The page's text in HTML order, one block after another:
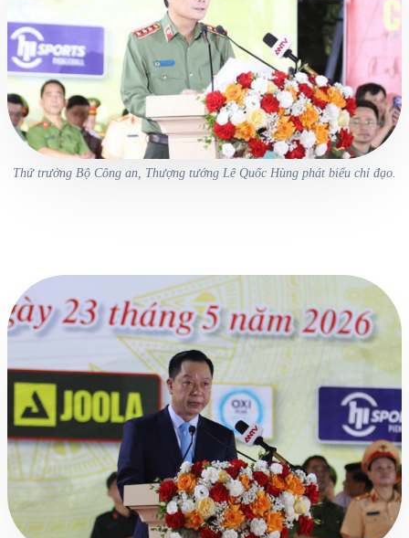
Thứ trưởng Bộ Công an, Thượng tướng Lê Quốc Hùng phát biểu chỉ đạo.